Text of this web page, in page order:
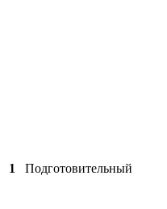
1 Подготовительный